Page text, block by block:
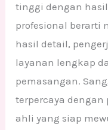
tinggi dengan
profesional berarti
hasil detail,
layanan lengkap
pemasangan.
terpercaya
ahli yang siap